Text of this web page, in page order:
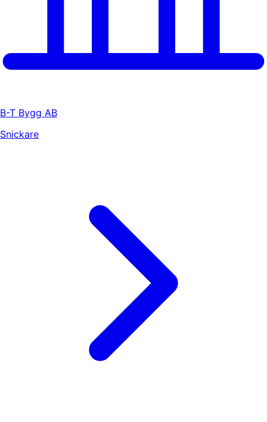
B-T Bygg AB
Snickare